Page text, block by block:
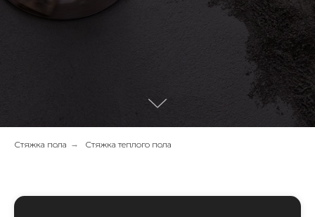
Стяжка пола → Стяжка теплого пола